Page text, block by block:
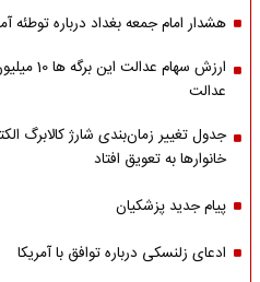
هشدار امام جمعه بغداد درباره توطئه
ارزش
عدالت
جدول تغییر زمان‌بندی شارژ کالابرگ
خانوارها به تعویق افتاد
پیام جدید پزشکیان
ادعای زلنسکی درباره توافق با آمریکا